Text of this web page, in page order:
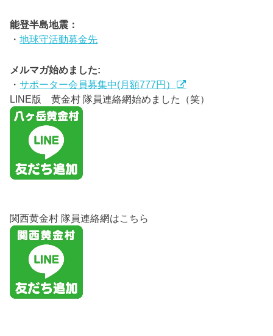
能登半島地震：
・地球守活動募金先
メルマガ始めました:
・サポーター会員募集中(月額777円）
LINE版 黄金村 隊員連絡網始めました（笑）
関西黄金村 隊員連絡網はこちら